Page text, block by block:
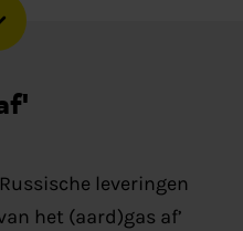
leveringen
het (aard)gas af’